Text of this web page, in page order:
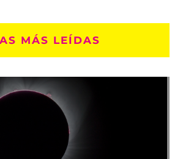
MÁS LEÍDAS